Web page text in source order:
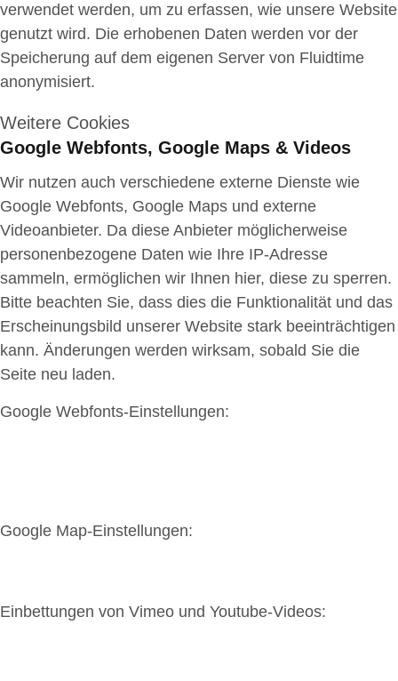
verwendet werden, um zu erfassen, wie unsere Website
genutzt wird. Die erhobenen Daten werden vor der
Speicherung auf dem eigenen Server von Fluidtime
anonymisiert.
Weitere Cookies
Google Webfonts, Google Maps & Videos
Wir nutzen auch verschiedene externe Dienste wie
Google Webfonts, Google Maps und externe
Videoanbieter. Da diese Anbieter möglicherweise
personenbezogene Daten wie Ihre IP-Adresse
sammeln, ermöglichen wir Ihnen hier, diese zu sperren.
Bitte beachten Sie, dass dies die Funktionalität und das
Erscheinungsbild unserer Website stark beeinträchtigen
kann. Änderungen werden wirksam, sobald Sie die
Seite neu laden.
Google Webfonts-Einstellungen:
Google Map-Einstellungen:
Einbettungen von Vimeo und Youtube-Videos: